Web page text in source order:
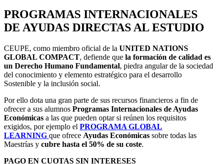
PROGRAMAS INTERNACIONALES
DE AYUDAS DIRECTAS AL ESTUDIO
CEUPE, como miembro oficial de la UNITED NATIONS
GLOBAL COMPACT, defiende que la formación de calidad es
un Derecho Humano Fundamental, piedra angular de la sociedad
del conocimiento y elemento estratégico para el desarrollo
Sostenible y la inclusión social.
Por ello dota una gran parte de sus recursos financieros a fin de
ofrecer a sus alumnos Programas Internacionales de Ayudas
Económicas a las que pueden optar si reúnen los requisitos
exigidos, por ejemplo el PROGRAMA GLOBAL
LEARNING que ofrece Ayudas Económicas sobre todas las
Maestrías y cubre hasta el 50% de su coste.
PAGO EN CUOTAS SIN INTERESES